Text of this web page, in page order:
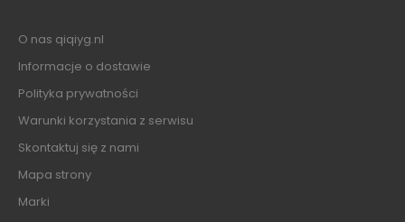
O nas qiqiyg.nl
Informacje o dostawie
Polityka prywatności
Warunki korzystania z serwisu
Skontaktuj się z nami
Mapa strony
Marki